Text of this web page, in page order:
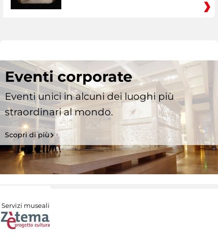
Eventi corporate
Eventi unici in alcuni dei luoghi più
straordinari al mondo.
Scopri di più
Servizi museali